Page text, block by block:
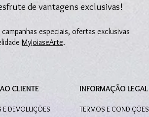
de vantagens exclusivas!
especiais, ofertas exclusivas
MyJoiaseArte.
CLIENTE
E DEVOLUÇÕES
INFORMAÇÃO LEGAL
TERMOS E CONDIÇÕES